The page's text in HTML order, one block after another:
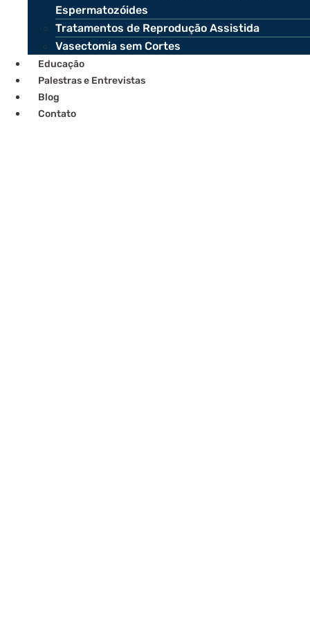
Espermatozóides
Tratamentos de Reprodução Assistida
Vasectomia sem Cortes
Educação
Palestras e Entrevistas
Blog
Contato